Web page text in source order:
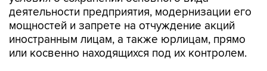
деятельности предприятия, модернизации его
мощностей и запрете на отчуждение акций
иностранным лицам, а также юрлицам, прямо
или косвенно находящихся под их контролем.